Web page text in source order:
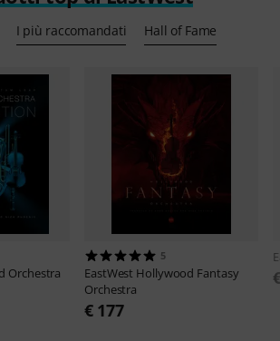
I più raccomandati Hall of Fame
Orchestra
5
EastWest Hollywood Fantasy
Orchestra
€ 177